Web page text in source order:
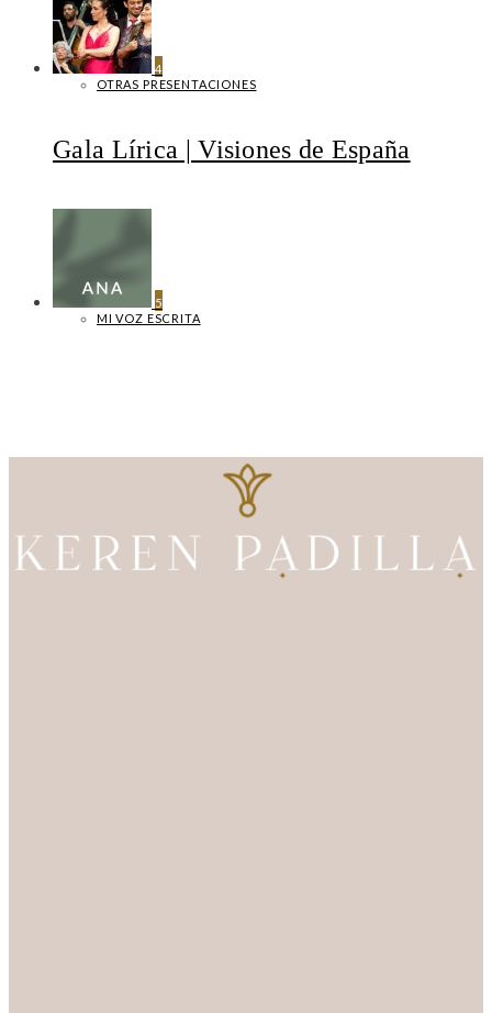
4
OTRAS PRESENTACIONES
Gala Lírica | Visiones de España
5
MI VOZ ESCRITA